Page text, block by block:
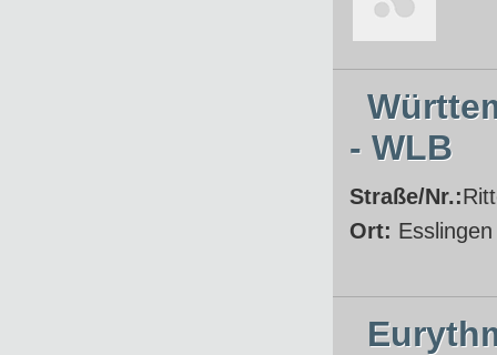
- WLB
Straße/Nr.:
Ort: Esslingen